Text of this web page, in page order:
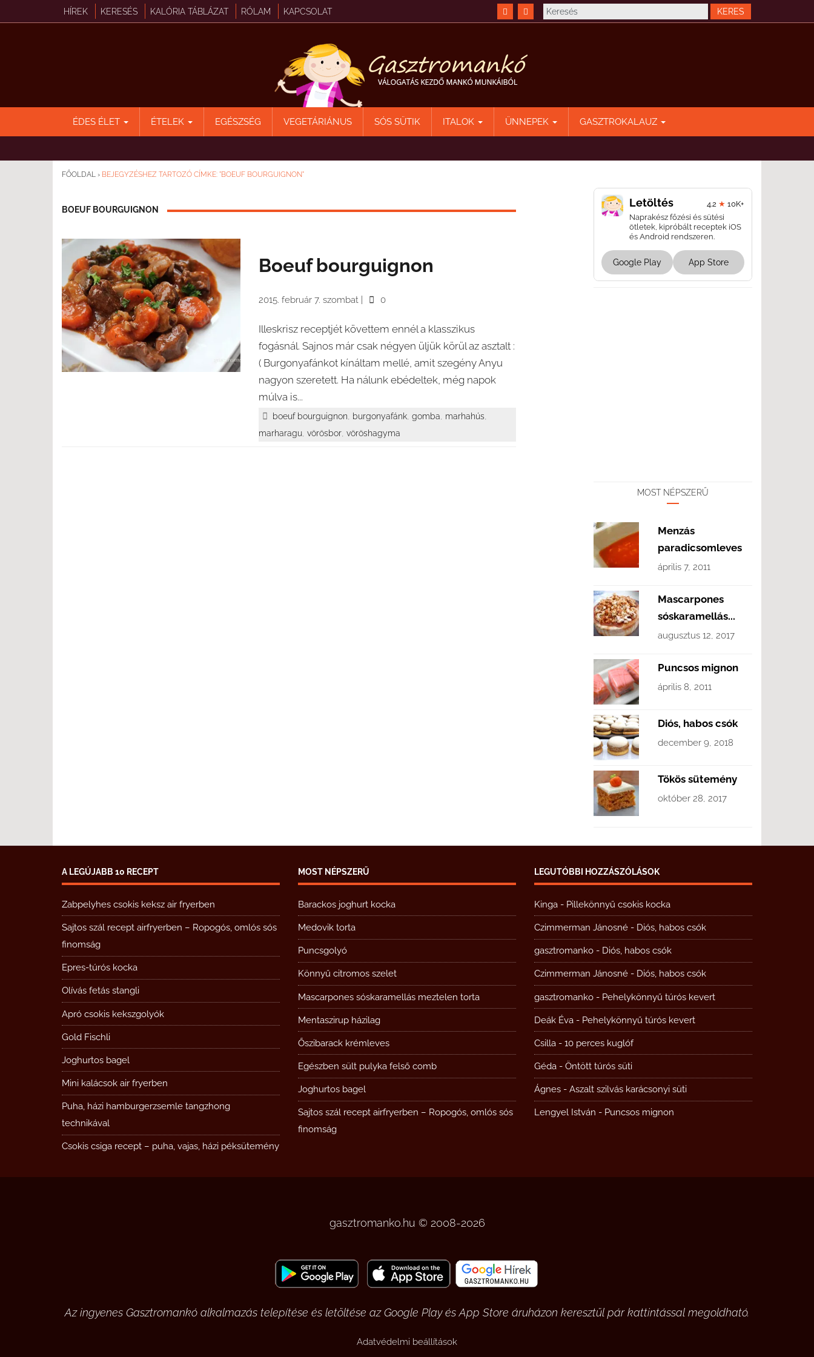
HÍREK KERESÉS KALÓRIA TÁBLÁZAT RÓLAM KAPCSOLAT
ÉDES ÉLET ÉTELEK EGÉSZSÉG VEGETÁRIÁNUS SÓS SÜTIK ITALOK ÜNNEPEK GASZTROKALAUZ
FŐOLDAL › BEJEGYZÉSHEZ TARTOZÓ CÍMKE: "BOEUF BOURGUIGNON"
BOEUF BOURGUIGNON
Boeuf bourguignon
2015. február 7. szombat 0
Illeskrisz receptjét követtem ennél a klasszikus
fogásnál. Sajnos már csak négyen üljük körül az asztalt :
( Burgonyafánkot kínáltam mellé, amit szegény Anyu
nagyon szeretett. Ha nálunk ebédeltek, még napok
múlva is...
boeuf bourguignon, burgonyafánk,gomba, marhahús,
marharagu, vörösbor, vöröshagyma
Letöltés 4.2 ★ 10K+
Naprakész főzési és sütési
ötletek, kipróbált receptek iOS
és Android rendszeren.
Google Play App Store
MOST NÉPSZERŰ
Menzás
paradicsomleves
április 7, 2011
Mascarpones
sóskaramellás...
augusztus 12, 2017
Puncsos mignon
április 8, 2011
Diós, habos csók
december 9, 2018
Tökös sütemény
október 28, 2017
A LEGÚJABB 10 RECEPT
Zabpelyhes csokis keksz air fryerben
Sajtos szál recept airfryerben – Ropogós, omlós sós
finomság
Epres-túrós kocka
Olívás fetás stangli
Apró csokis kekszgolyók
Gold Fischli
Joghurtos bagel
Mini kalácsok air fryerben
Puha, házi hamburgerzsemle tangzhong
technikával
Csokis csiga recept – puha, vajas, házi péksütemény
MOST NÉPSZERŰ
Barackos joghurt kocka
Medovik torta
Puncsgolyó
Könnyű citromos szelet
Mascarpones sóskaramellás meztelen torta
Mentaszirup házilag
Őszibarack krémleves
Egészben sült pulyka felső comb
Joghurtos bagel
Sajtos szál recept airfryerben – Ropogós, omlós sós
finomság
LEGUTÓBBI HOZZÁSZÓLÁSOK
Kinga - Pillekönnyű csokis kocka
Czimmerman Jánosné - Diós, habos csók
gasztromanko - Diós, habos csók
Czimmerman Jánosné - Diós, habos csók
gasztromanko - Pehelykönnyű túrós kevert
Deák Éva - Pehelykönnyű túrós kevert
Csilla - 10 perces kuglóf
Géda - Öntött túrós süti
Ágnes - Aszalt szilvás karácsonyi süti
Lengyel István - Puncsos mignon
gasztromanko.hu © 2008-2026
Az ingyenes Gasztromankó alkalmazás telepítése és letöltése az Google Play és App Store áruházon keresztül pár kattintással megoldható.
Adatvédelmi beállítások